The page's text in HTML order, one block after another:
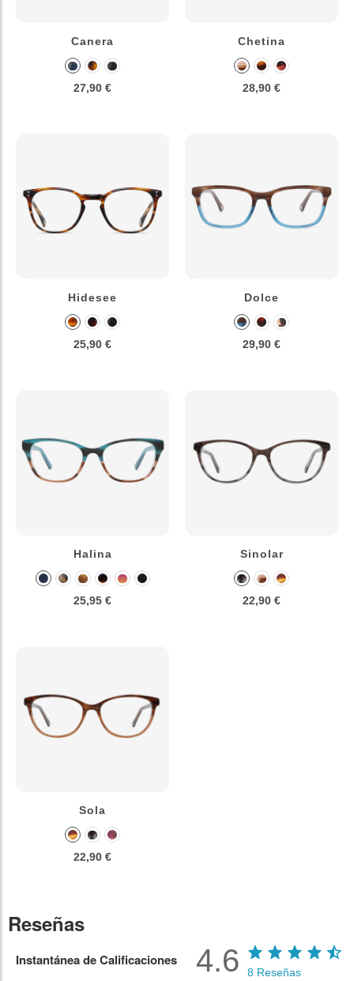
Canera
27,90 €
Chetina
28,90 €
Hidesee
25,90 €
Dolce
29,90 €
Halina
25,95 €
Sinolar
22,90 €
Sola
22,90 €
Reseñas
Instantánea de Calificaciones 4.6 8 Reseñas